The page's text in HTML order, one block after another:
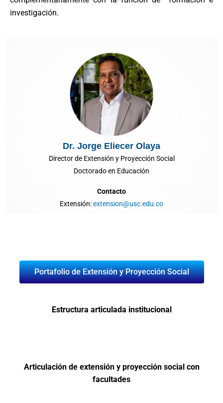
investigación.
Dr. Jorge Eliecer Olaya
Director de Extensión y Proyección Social
Doctorado en Educación
Contacto
Extensión:extension@usc.edu.co
Portafolio de Extensión y Proyección Social
Estructura articulada institucional
Articulación de extensión y proyección social con
facultades